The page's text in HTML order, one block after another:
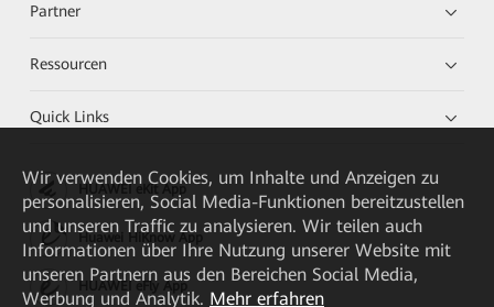
Partner
Ressourcen
Quick Links
HUAWEI eKit App
Huawei HiKnow App
HUAWEI eFly App
Wir verwenden Cookies, um Inhalte und Anzeigen zu
personalisieren, Social Media-Funktionen bereitzustellen
und unseren Traffic zu analysieren. Wir teilen auch
Informationen über Ihre Nutzung unserer Website mit
unseren Partnern aus den Bereichen Social Media,
Werbung und Analytik. Mehr erfahren